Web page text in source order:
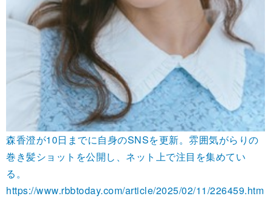
森香澄が10日までに自身のSNSを更新。雰囲気がらりの
巻き髪ショットを公開し、ネット上で注目を集めてい
る。
https://www.rbbtoday.com/article/2025/02/11/226459.htm